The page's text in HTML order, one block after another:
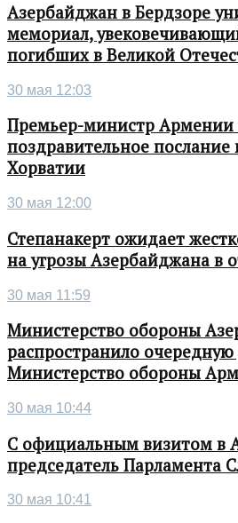
Азербайджан в Бердзоре
мемориал,
погибших в Великой
30 мая 12:03
Премьер-министр Армении
поздравительное
Хорватии
30 мая 12:00
Степанакерт ожидает
на угрозы Азербайджана в
30 мая 11:59
Министерство обороны
распространило
Министерство обороны
30 мая 10:44
С официальным визитом в
председатель Парламента
30 мая 10:41